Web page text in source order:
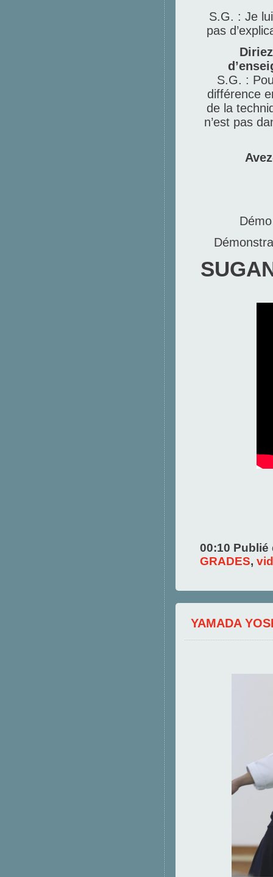
S.G. : Je
pas
S.G. :
différence
de la
n’est pas
00:10
GRADES,
YAMADA